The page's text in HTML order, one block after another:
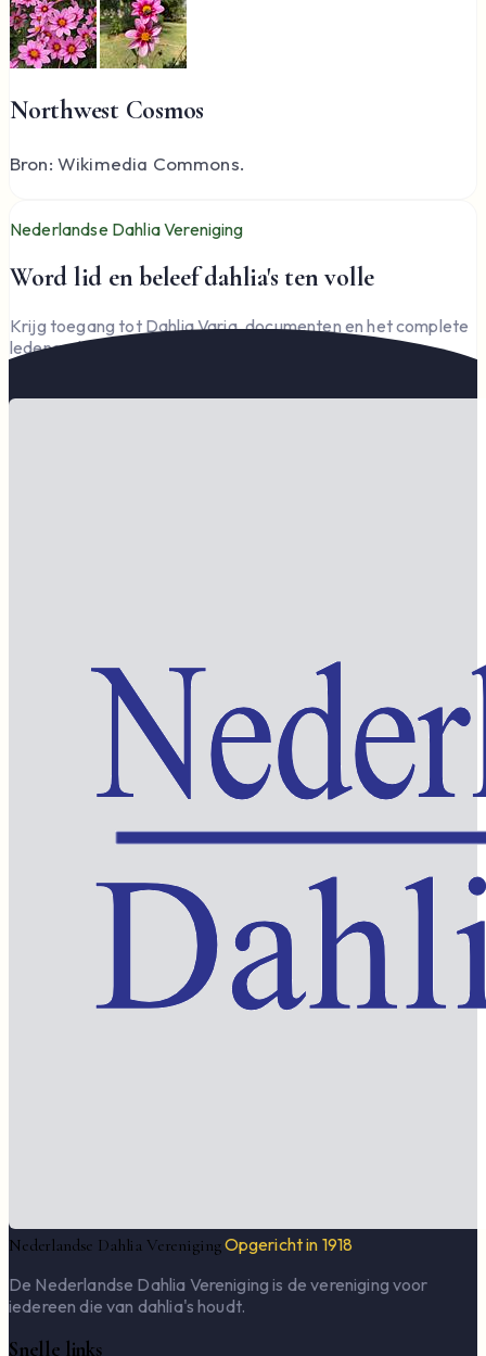
Northwest Cosmos
Bron: Wikimedia Commons.
Nederlandse Dahlia Vereniging
Word lid en beleef dahlia's ten volle
Krijg toegang tot Dahlia Varia, documenten en het complete
ledengedeelte — en steun de vereniging.
Nederlandse Dahlia VerenigingOpgericht in 1918
De Nederlandse Dahlia Vereniging is de vereniging voor
iedereen die van dahlia's houdt.
Snelle links